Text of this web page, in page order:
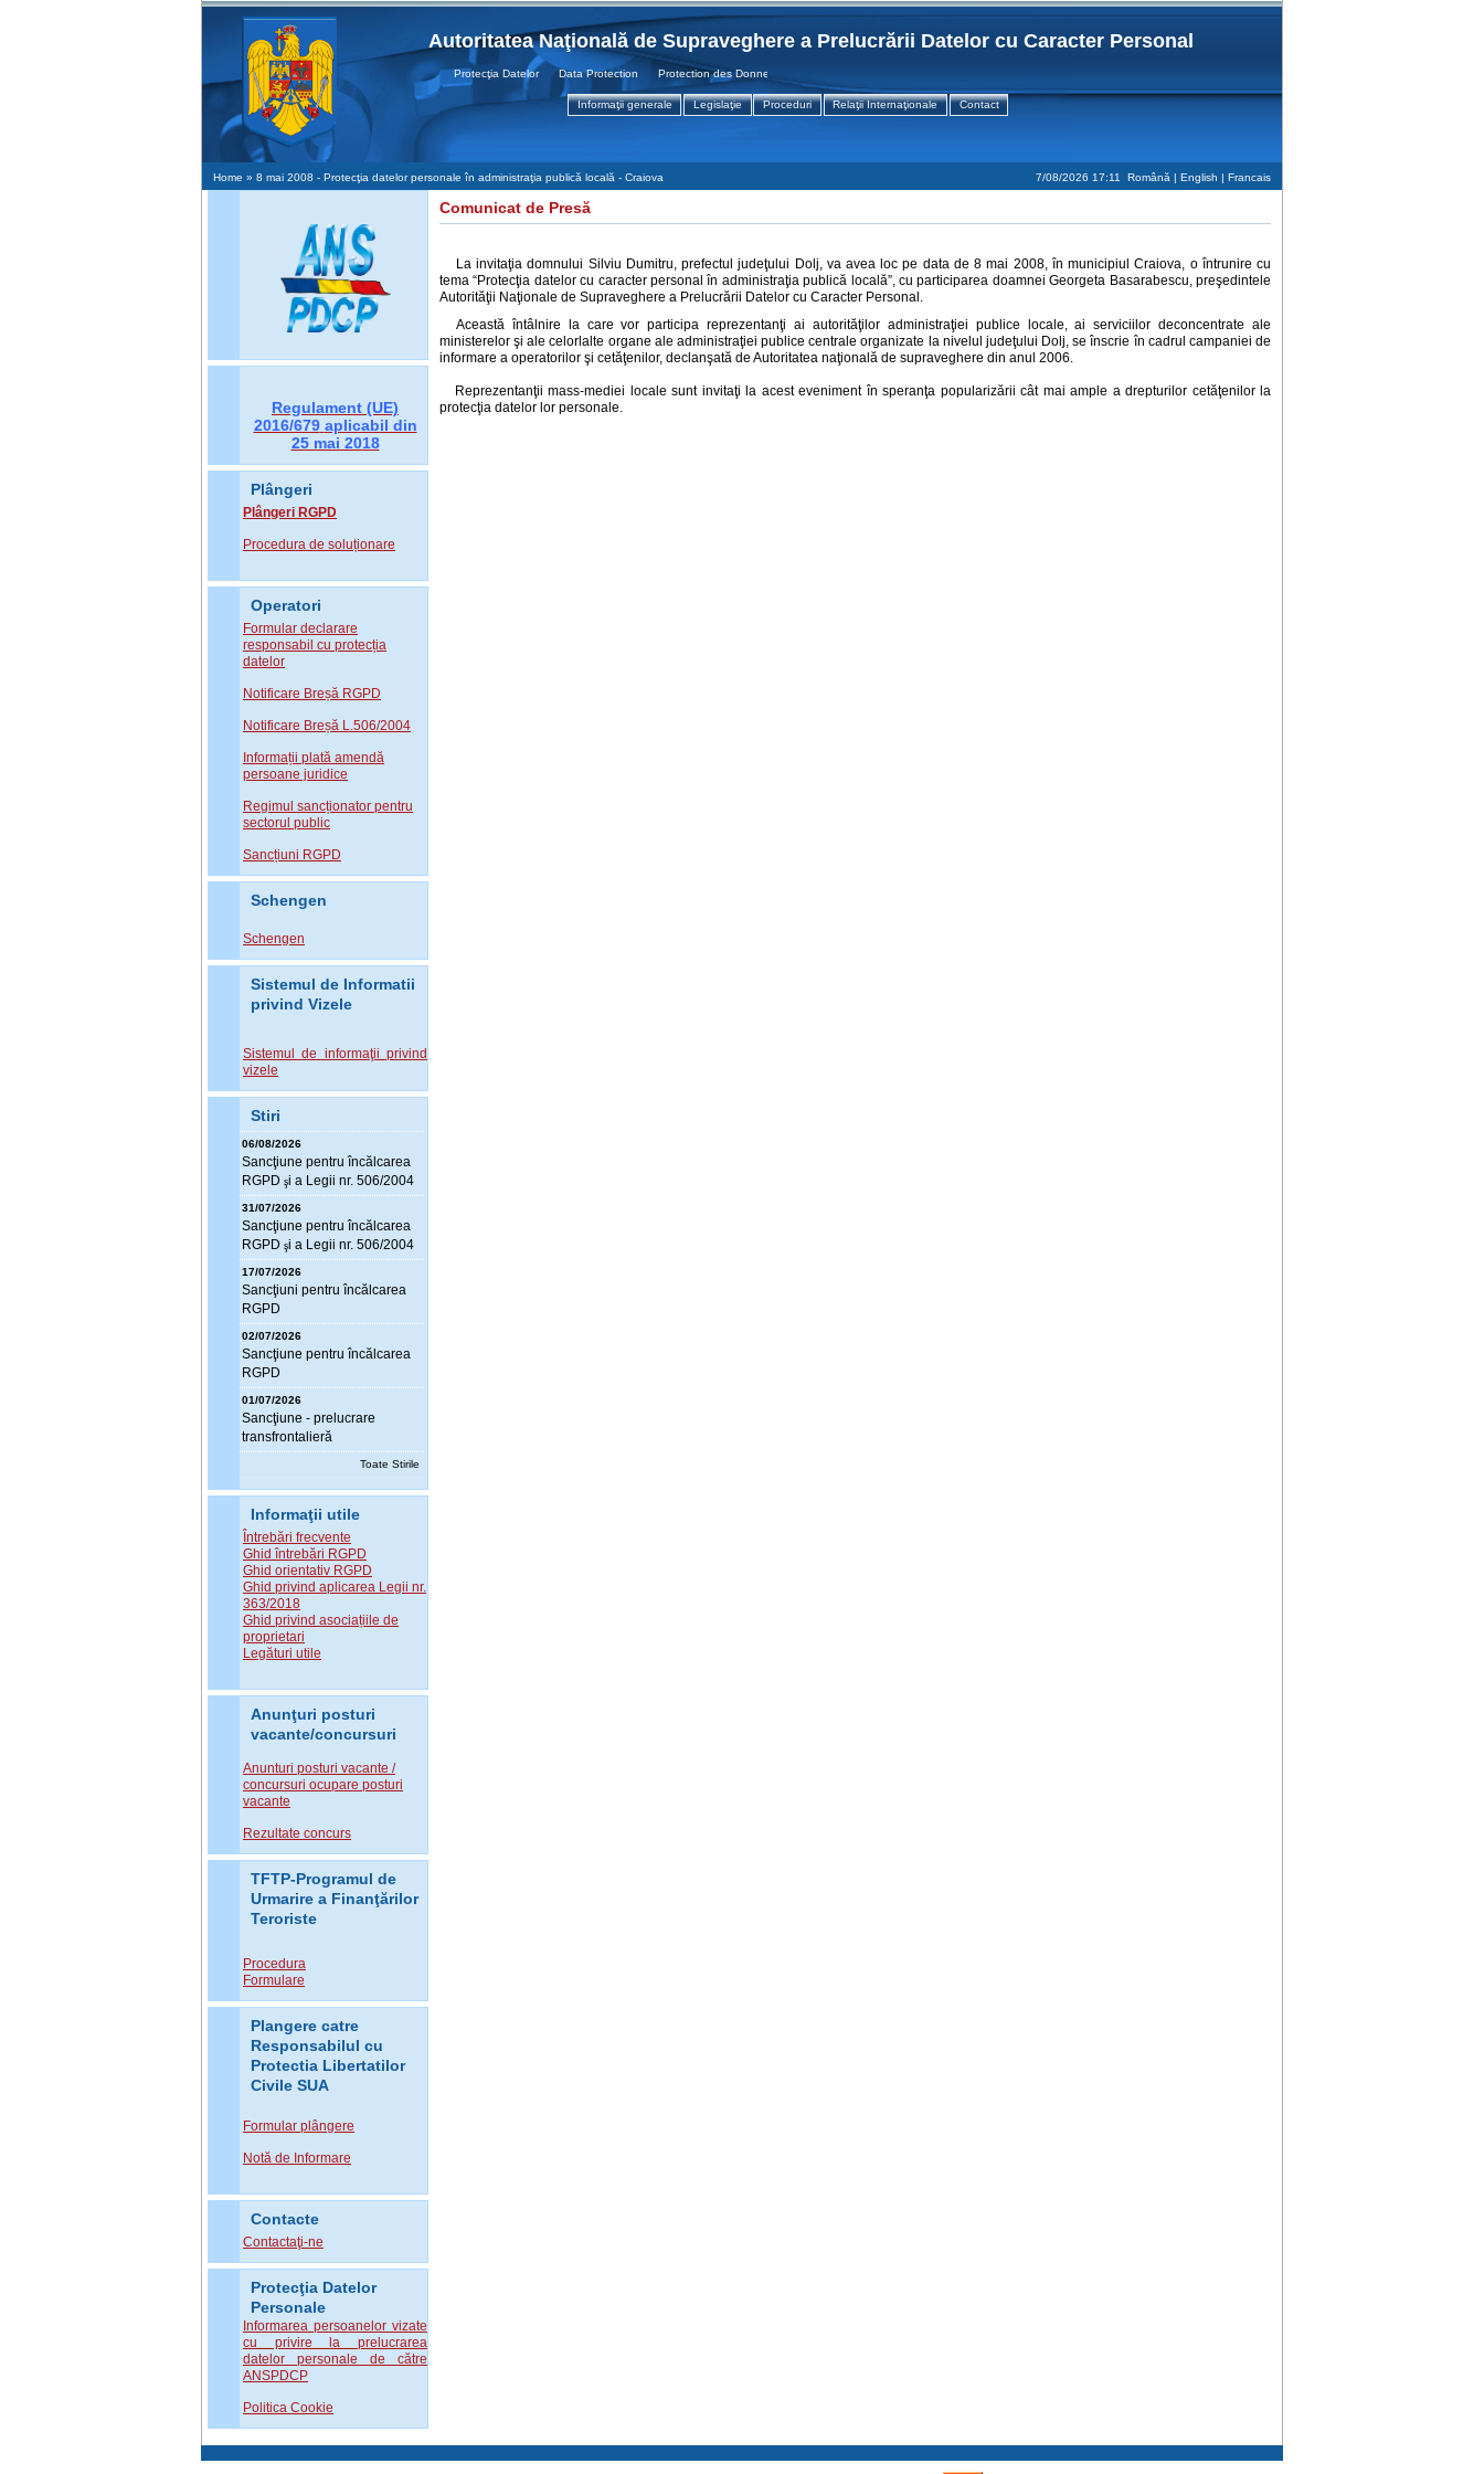
Autoritatea Naţională de Supraveghere a Prelucrării Datelor cu Caracter Personal
Protecţia Datelor Data Protection Protection des Donnees
Informaţii generale Legislaţie Proceduri Relaţii Internaţionale Contact
Home » 8 mai 2008 - Protecţia datelor personale în administraţia publică locală - Craiova 7/08/2026 17:11 Română | English | Francais
Regulament (UE)
2016/679 aplicabil din
25 mai 2018
Plângeri
Plângeri RGPD
Procedura de soluționare
Operatori
Formular declarare
responsabil cu protecția
datelor
Notificare Breșă RGPD
Notificare Breșă L.506/2004
Informații plată amendă
persoane juridice
Regimul sancționator pentru
sectorul public
Sancțiuni RGPD
Schengen
Schengen
Sistemul de Informatii
privind Vizele
Sistemul de informaţii privind
vizele
Stiri
06/08/2026
Sancţiune pentru încălcarea
RGPD şi a Legii nr. 506/2004
31/07/2026
Sancţiune pentru încălcarea
RGPD şi a Legii nr. 506/2004
17/07/2026
Sancţiuni pentru încălcarea
RGPD
02/07/2026
Sancţiune pentru încălcarea
RGPD
01/07/2026
Sancţiune - prelucrare
transfrontalieră
Toate Stirile
Informaţii utile
Întrebări frecvente
Ghid întrebări RGPD
Ghid orientativ RGPD
Ghid privind aplicarea Legii nr.
363/2018
Ghid privind asociațiile de
proprietari
Legături utile
Anunţuri posturi
vacante/concursuri
Anunturi posturi vacante /
concursuri ocupare posturi
vacante
Rezultate concurs
TFTP-Programul de
Urmarire a Finanţărilor
Teroriste
Procedura
Formulare
Plangere catre
Responsabilul cu
Protectia Libertatilor
Civile SUA
Formular plângere
Notă de Informare
Contacte
Contactaţi-ne
Protecţia Datelor
Personale
Informarea persoanelor vizate
cu privire la prelucrarea
datelor personale de către
ANSPDCP
Politica Cookie
Comunicat de Presă
La invitaţia domnului Silviu Dumitru, prefectul judeţului Dolj, va avea loc pe data de 8 mai 2008, în municipiul Craiova, o întrunire cu
tema “Protecţia datelor cu caracter personal în administraţia publică locală”, cu participarea doamnei Georgeta Basarabescu, preşedintele
Autorităţii Naţionale de Supraveghere a Prelucrării Datelor cu Caracter Personal.
Această întâlnire la care vor participa reprezentanţi ai autorităţilor administraţiei publice locale, ai serviciilor deconcentrate ale
ministerelor şi ale celorlalte organe ale administraţiei publice centrale organizate la nivelul judeţului Dolj, se înscrie în cadrul campaniei de
informare a operatorilor şi cetăţenilor, declanşată de Autoritatea naţională de supraveghere din anul 2006.
Reprezentanţii mass-mediei locale sunt invitaţi la acest eveniment în speranţa popularizării cât mai ample a drepturilor cetăţenilor la
protecţia datelor lor personale.